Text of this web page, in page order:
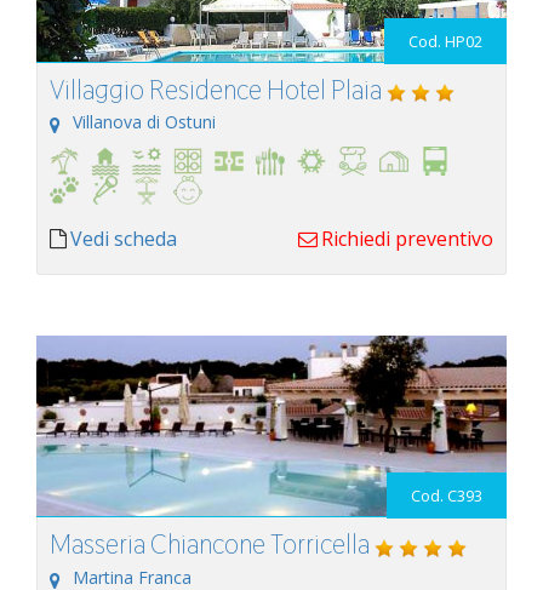
Cod. HP02
Villaggio Residence Hotel Plaia
Villanova di Ostuni
Vedi scheda Richiedi preventivo
Cod. C393
Masseria Chiancone Torricella
Martina Franca